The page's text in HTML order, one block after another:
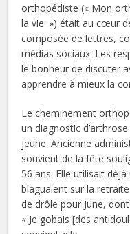
orthopédiste (« Mon
la vie. ») était au cœur
composée de lettres,
médias sociaux. Les
le bonheur de discuter
apprendre à mieux la
Le cheminement
un diagnostic
jeune. Ancienne
souvient de la fête
56 ans. Elle utilisait
blaguaient sur la
de drôle pour June,
« Je gobais [des